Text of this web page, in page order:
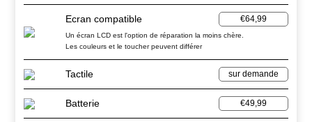
Ecran compatible €64,99
Un écran LCD est l'option de réparation la moins chère.
Les couleurs et le toucher peuvent différer
Tactile sur demande
Batterie €49,99